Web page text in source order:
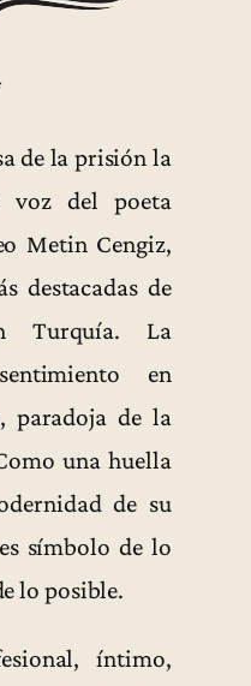
de la prisión la
voz del poeta
Metin Cengiz,
destacadas de
Turquía. La
en
paradoja de la
una huella
de su
símbolo de lo
lo posible.
íntimo,